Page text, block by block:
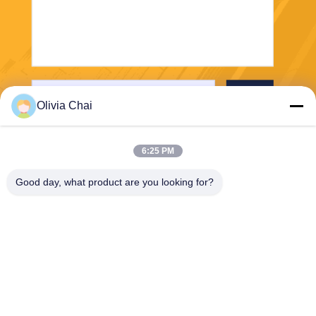
Olivia Chai
6:25 PM
Good day, what product are you looking for?